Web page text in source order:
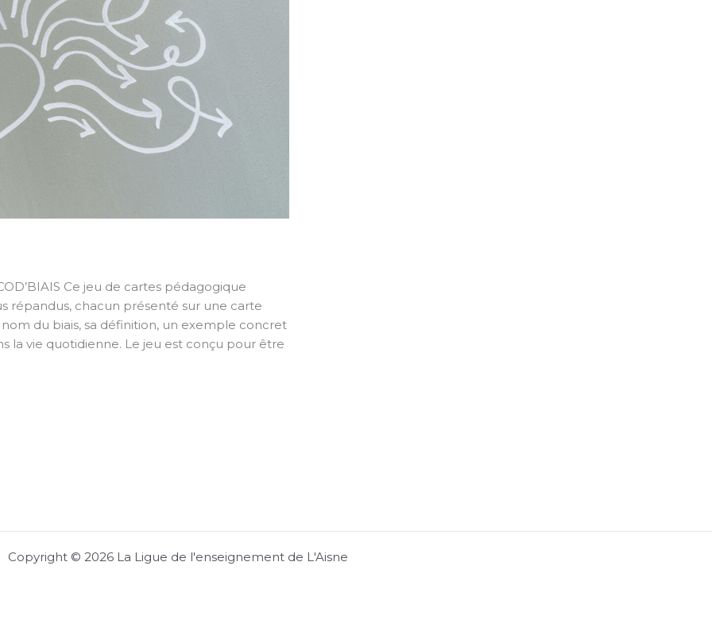
Ce jeu de cartes pédagogique
répandus, chacun présenté sur une carte
du biais, sa définition, un exemple concret
la vie quotidienne. Le jeu est conçu pour être
Copyright © 2026 La Ligue de l'enseignement de L'Aisne